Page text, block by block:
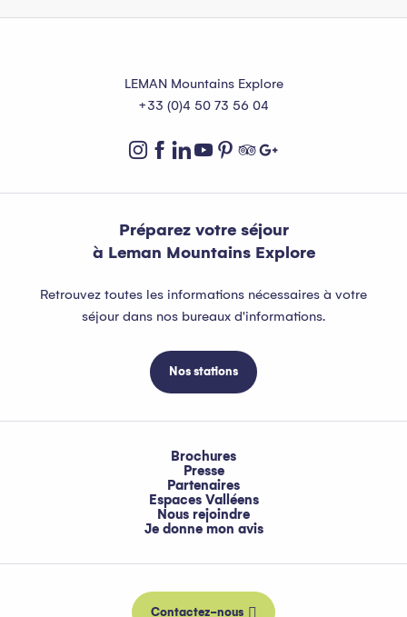
LEMAN Mountains Explore
+33 (0)4 50 73 56 04
Préparez votre séjour
à Leman Mountains Explore
Retrouvez toutes les informations nécessaires à votre
séjour dans nos bureaux d'informations.
Nos stations
Brochures
Presse
Partenaires
Espaces Valléens
Nous rejoindre
Je donne mon avis
Contactez-nous